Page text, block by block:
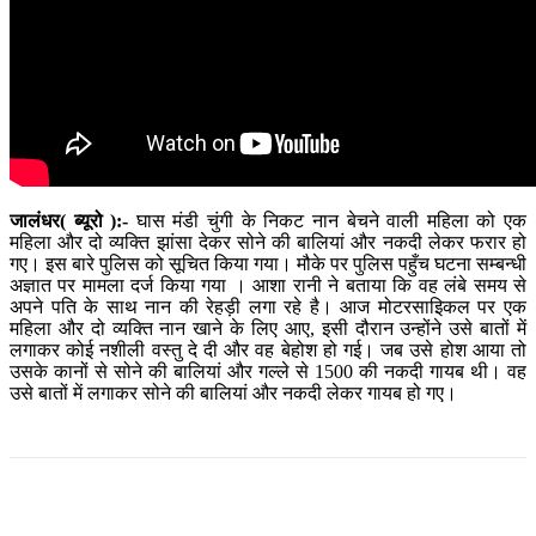
जालंधर( ब्यूरो ):-घास मंडी चुंगी के निकट नान बेचने वाली महिला को एक
महिला और दो व्यक्ति झांसा देकर सोने की बालियां और नकदी लेकर फरार हो
गए। इस बारे पुलिस को सूचित किया गया। मौके पर पुलिस पहुँच घटना सम्बन्धी
अज्ञात पर मामला दर्ज किया गया । आशा रानी ने बताया कि वह लंबे समय से
अपने पति के साथ नान की रेहड़ी लगा रहे है। आज मोटरसाइिकल पर एक
महिला और दो व्यक्ति नान खाने के लिए आए, इसी दौरान उन्होंने उसे बातों में
लगाकर कोई नशीली वस्तु दे दी और वह बेहोश हो गई। जब उसे होश आया तो
उसके कानों से सोने की बालियां और गल्ले से 1500 की नकदी गायब थी। वह
उसे बातों में लगाकर सोने की बालियां और नकदी लेकर गायब हो गए।